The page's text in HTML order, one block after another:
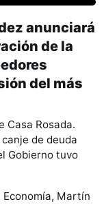
anunciará
de la
del más
Casa Rosada.
de deuda
Gobierno tuvo
Martín